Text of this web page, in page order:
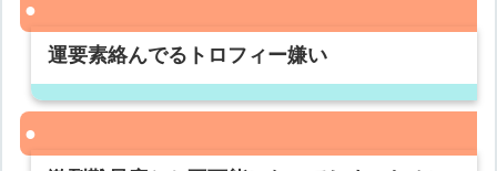
運要素絡んでるトロフィー嫌い